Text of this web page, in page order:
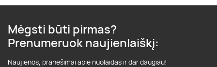
Mėgsti būti pirmas?
Prenumeruok naujienlaiškį:
Naujienos, pranešimai apie nuolaidas ir dar daugiau!